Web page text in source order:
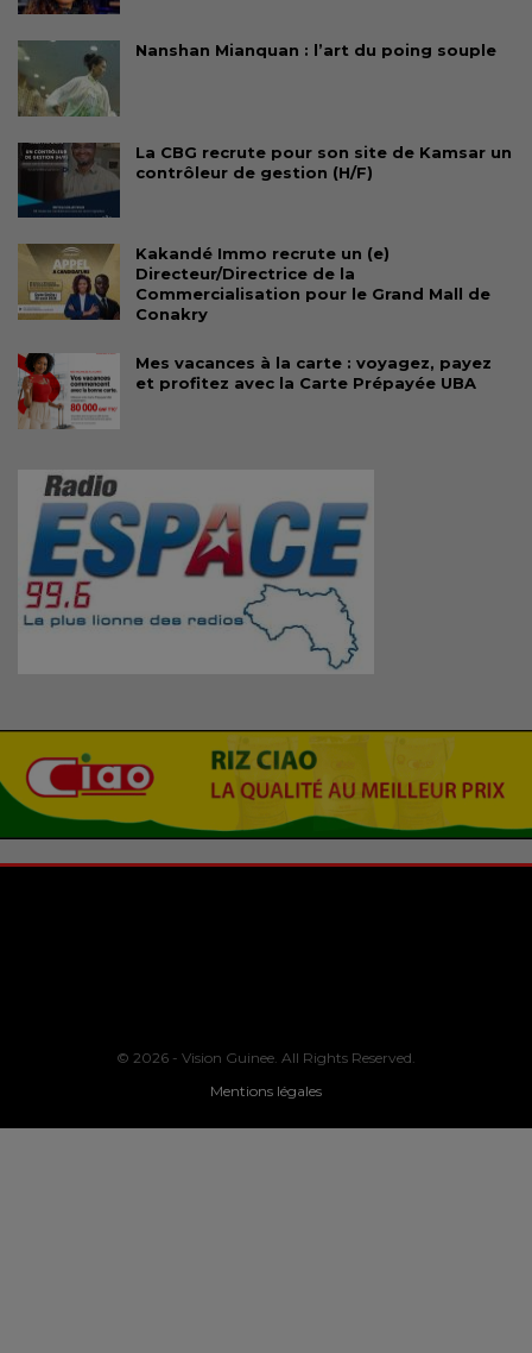
Nanshan Mianquan : l’art du poing souple
La CBG recrute pour son site de Kamsar un
contrôleur de gestion (H/F)
Kakandé Immo recrute un (e)
Directeur/Directrice de la
Commercialisation pour le Grand Mall de
Conakry
Mes vacances à la carte : voyagez, payez
et profitez avec la Carte Prépayée UBA
© 2026 - Vision Guinee. All Rights Reserved.
Mentions légales